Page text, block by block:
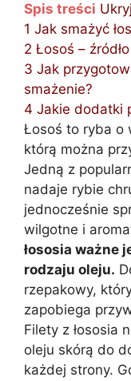
Spis treści Ukryj
1 Jak smażyć
2 Łosoś –
3 Jak
smażenie?
4 Jakie dodatki
Łosoś to ryba o
którą można
Jedną z
nadaje rybie
jednocześnie
wilgotne i
łososia ważne
rodzaju oleju.
rzepakowy,
zapobiega
Filety z łososia
oleju skórą do
każdej strony.